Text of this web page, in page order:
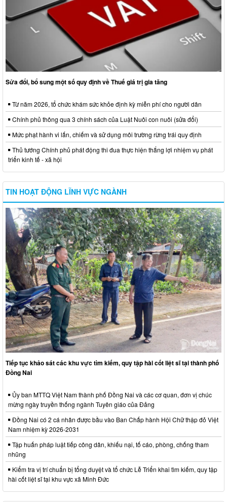
Sửa đổi, bổ sung một số quy định về Thuế giá trị gia tăng
Từ năm 2026, tổ chức khám sức khỏe định kỳ miễn phí cho người dân
Chính phủ thông qua 3 chính sách của Luật Nuôi con nuôi (sửa đổi)
Mức phạt hành vi lấn, chiếm và sử dụng môi trường rừng trái quy định
Thủ tướng Chính phủ phát động thi đua thực hiện thắng lợi nhiệm vụ phát
triển kinh tế - xã hội
TIN HOẠT ĐỘNG LĨNH VỰC NGÀNH
Tiếp tục khảo sát các khu vực tìm kiếm, quy tập hài cốt liệt sĩ tại thành phố
Đồng Nai
Ủy ban MTTQ Việt Nam thành phố Đồng Nai và các cơ quan, đơn vị chúc
mừng ngày truyền thống ngành Tuyên giáo của Đảng
Đồng Nai có 2 cá nhân được bầu vào Ban Chấp hành Hội Chữ thập đỏ Việt
Nam nhiệm kỳ 2026-2031
Tập huấn pháp luật tiếp công dân, khiếu nại, tố cáo, phòng, chống tham
nhũng
Kiểm tra vị trí chuẩn bị tổng duyệt và tổ chức Lễ Triển khai tìm kiếm, quy tập
hài cốt liệt sĩ tại khu vực xã Minh Đức